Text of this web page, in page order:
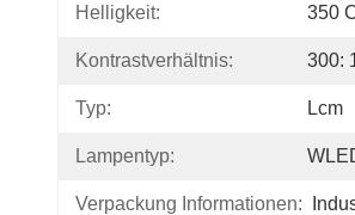
Helligkeit: 350
Kontrastverhältnis: 300:
Typ: Lcm
Lampentyp:
Verpackung Informationen: